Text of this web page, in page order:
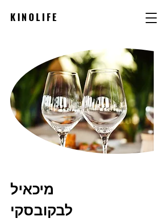
KINOLIFE
מיכאיל
לבקובסקי